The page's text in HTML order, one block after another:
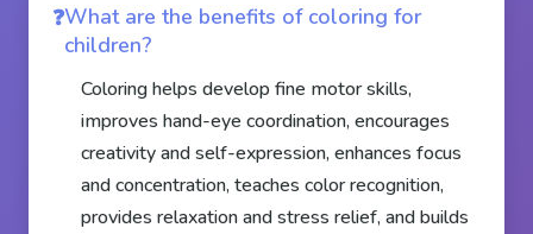
What are the benefits of coloring for
children?
Coloring helps develop fine motor skills,
improves hand-eye coordination, encourages
creativity and self-expression, enhances focus
and concentration, teaches color recognition,
provides relaxation and stress relief, and builds